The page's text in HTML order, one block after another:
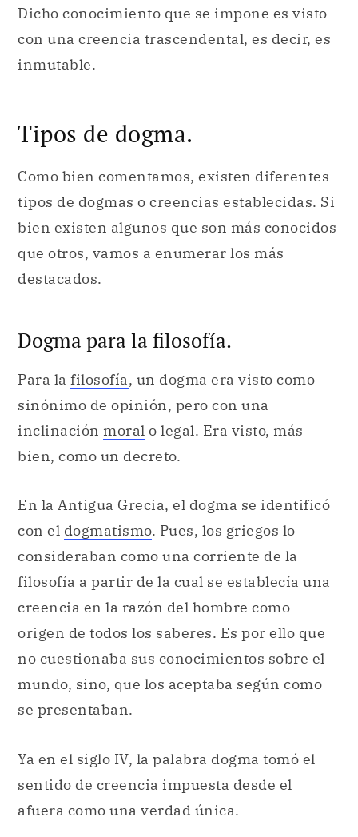
Dicho conocimiento que se impone es visto
con una creencia trascendental, es decir, es
inmutable.
Tipos de dogma.
Como bien comentamos, existen diferentes
tipos de dogmas o creencias establecidas. Si
bien existen algunos que son más conocidos
que otros, vamos a enumerar los más
destacados.
Dogma para la filosofía.
Para la filosofía, un dogma era visto como
sinónimo de opinión, pero con una
inclinación moral o legal. Era visto, más
bien, como un decreto.
En la Antigua Grecia, el dogma se identificó
con el dogmatismo. Pues, los griegos lo
consideraban como una corriente de la
filosofía a partir de la cual se establecía una
creencia en la razón del hombre como
origen de todos los saberes. Es por ello que
no cuestionaba sus conocimientos sobre el
mundo, sino, que los aceptaba según como
se presentaban.
Ya en el siglo IV, la palabra dogma tomó el
sentido de creencia impuesta desde el
afuera como una verdad única.